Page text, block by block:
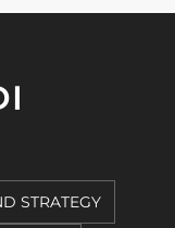
STRATEGY